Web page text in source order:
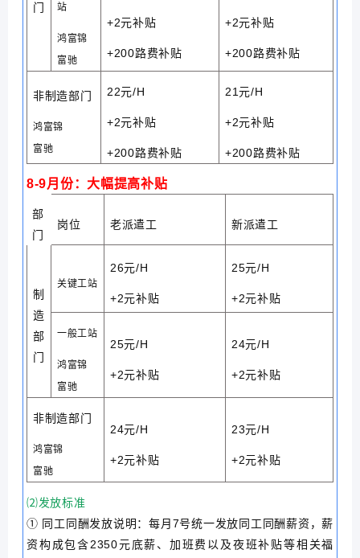
门
站
鸿富锦
富驰
+2元补贴
+200路费补贴
+2元补贴
+200路费补贴
非制造部门
鸿富锦
富驰
22元/H
+2元补贴
+200路费补贴
21元/H
+2元补贴
+200路费补贴
8-9月份：大幅提高补贴
部
门
岗位 老派遣工 新派遣工
制
造
部
门
关键工站
26元/H
+2元补贴
25元/H
+2元补贴
一般工站
鸿富锦
富驰
25元/H
+2元补贴
24元/H
+2元补贴
非制造部门
鸿富锦
富驰
24元/H
+2元补贴
23元/H
+2元补贴
⑵发放标准
① 同工同酬发放说明：每月7号统一发放同工同酬薪资，薪
资构成包含2350元底薪、加班费以及夜班补贴等相关福